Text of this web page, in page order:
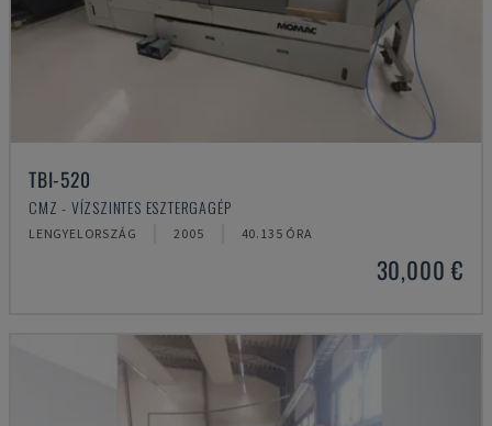
TBI-520
CMZ - VÍZSZINTES ESZTERGAGÉP
LENGYELORSZÁG 2005 40.135 ÓRA
30,000 €